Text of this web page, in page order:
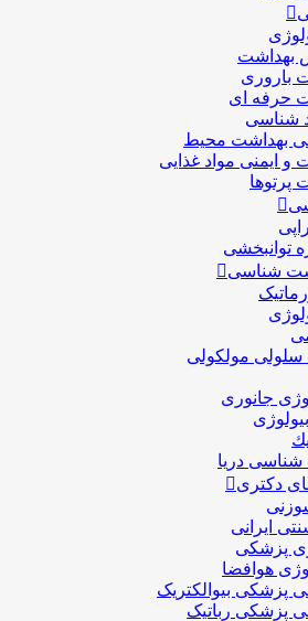
بهداشت
باروری
حرفه ای
شناسی
بهداشت محيط
و ایمنی مواد غذایی
پرتوها
توانبخشی
شناسی
مولکولی
جانوری
دریا
دکتری
ایرانی
پزشکی
هوافضا
پزشکی بیوالکتریک
پزشکی رباتیک